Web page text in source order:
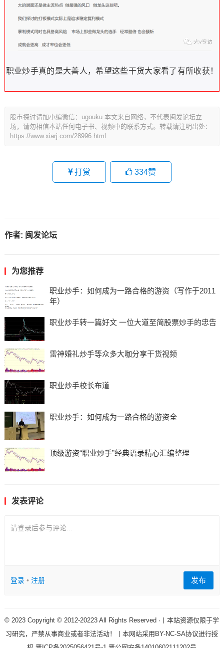
职业炒手真的是大善人，希望这些干货大家看了有所收获！
股市探讨请加小编微信：ugouku 本文来自网络，不代表闽发论坛立
场，请勿相信本站任何电子书、视频中的联系方式。转载请注明出处：
https://www.xiarj.com/28996.html
打赏 334赞
作者: 闽发论坛
为您推荐
职业炒手：如何成为一路合格的游资（写作于2011
年）
职业炒手转一篇好文 一位大道至简股票炒手的忠告
雷神婚礼炒手等众多大咖分享干货视频
职业炒手校长布道
职业炒手：如何成为一路合格的游资全
顶级游资“职业炒手”经典语录精心汇编整理
发表评论
请登录后参与评论...
登录• 注册 发布
© 2023 Copyright © 2012-20223 All Rights Reserved ·丨本站资源仅限于学
习研究，严禁从事商业或者非法活动！丨本网站采用BY-NC-SA协议进行授